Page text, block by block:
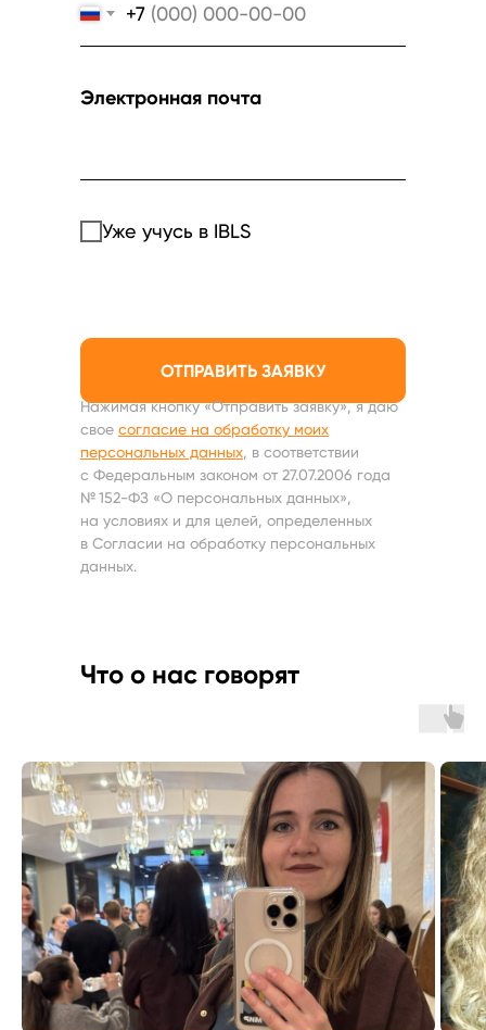
+7
Электронная почта
Уже учусь в IBLS
ОТПРАВИТЬ ЗАЯВКУ
Нажимая кнопку «Отправить заявку», я даю
свое согласие на обработку моих
персональных данных, в соответствии
с Федеральным законом от 27.07.2006 года
№ 152-ФЗ «О персональных данных»,
на условиях и для целей, определенных
в Согласии на обработку персональных
данных.
Что о нас говорят